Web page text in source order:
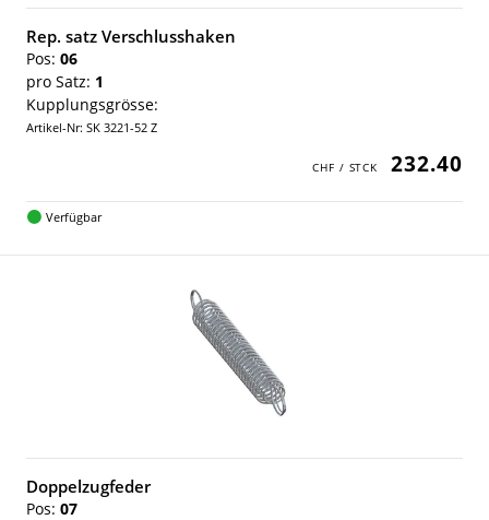
Rep. satz Verschlusshaken
Pos: 06
pro Satz: 1
Kupplungsgrösse:
Artikel-Nr: SK 3221-52 Z
232.40
Verfügbar
Doppelzugfeder
Pos: 07